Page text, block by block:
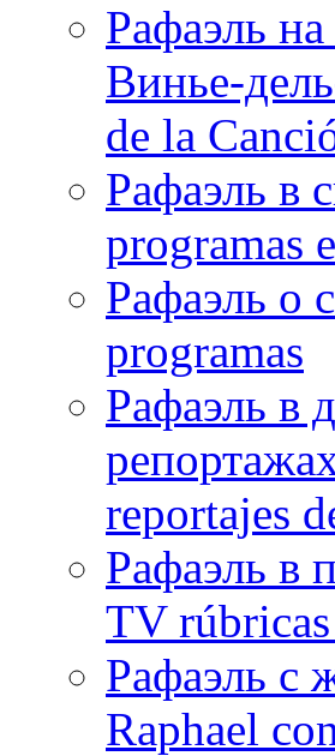
Рафаэль
Винье-
de la
Рафаэль в
programas
Рафаэль о
programas
Рафаэль в
reportajes
Рафаэль в
TV
Рафаэль с
Raphael